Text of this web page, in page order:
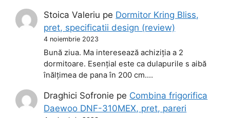
Stoica Valeriu pe Dormitor Kring Bliss,
pret, specificatii design (review)
4 noiembrie 2023
Bună ziua. Ma interesează achiziția a 2
dormitoare. Esențial este ca dulapurile s aibă
înălțimea de pana în 200 cm.…
Draghici Sofronie pe Combina frigorifica
Daewoo DNF-310MEX, pret, pareri